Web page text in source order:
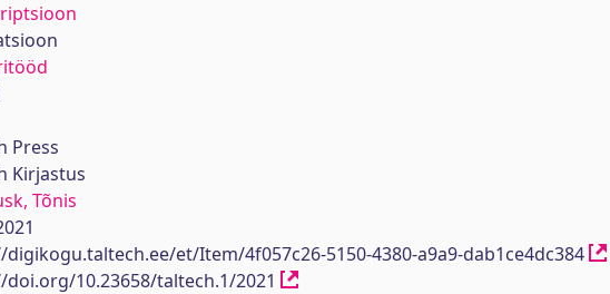
Press
Kirjastus
Tõnis
et/Item/4f057c26-5150-4380-a9a9-dab1ce4dc384
10.23658/taltech.1/2021